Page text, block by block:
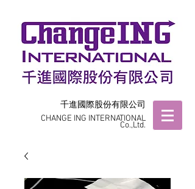
千進國際股份有限公司
CHANGE ING INTERNATIONAL
Co.,Ltd.